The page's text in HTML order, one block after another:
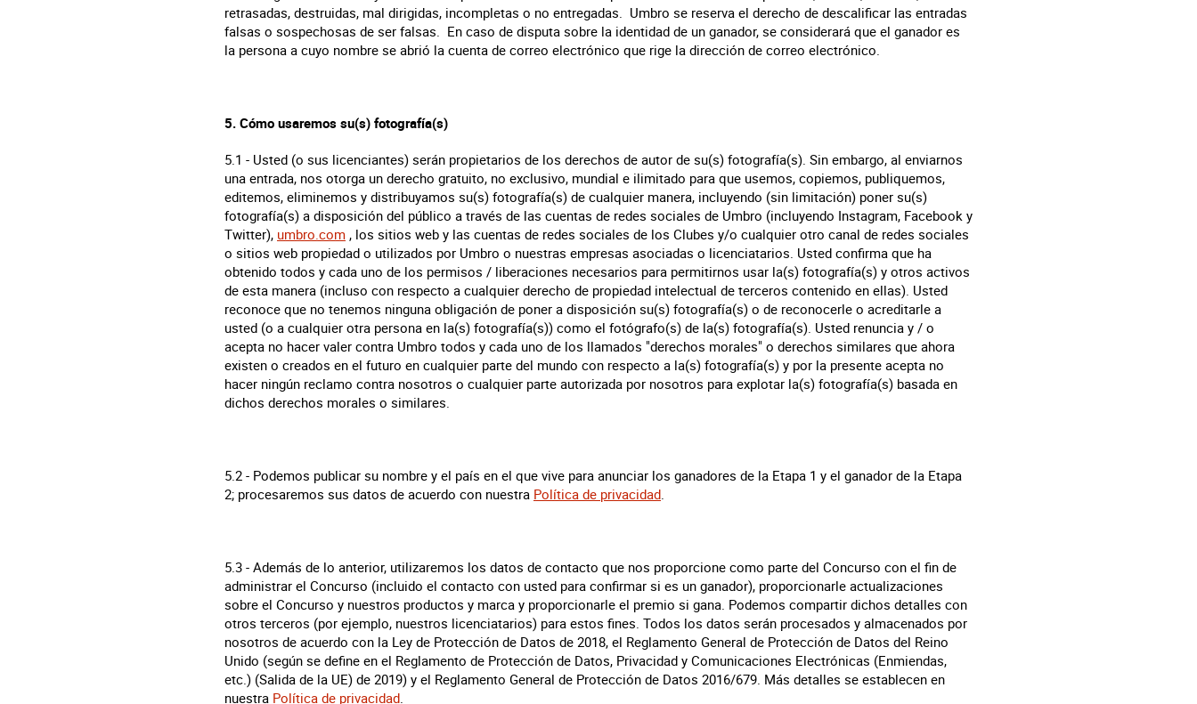
retrasadas, destruidas, mal dirigidas, incompletas o no entregadas. Umbro se reserva el derecho de descalificar las entradas
falsas o sospechosas de ser falsas. En caso de disputa sobre la identidad de un ganador, se considerará que el ganador es
la persona a cuyo nombre se abrió la cuenta de correo electrónico que rige la dirección de correo electrónico.
5. Cómo usaremos su(s) fotografía(s)
5.1 - Usted (o sus licenciantes) serán propietarios de los derechos de autor de su(s) fotografía(s). Sin embargo, al enviarnos
una entrada, nos otorga un derecho gratuito, no exclusivo, mundial e ilimitado para que usemos, copiemos, publiquemos,
editemos, eliminemos y distribuyamos su(s) fotografía(s) de cualquier manera, incluyendo (sin limitación) poner su(s)
fotografía(s) a disposición del público a través de las cuentas de redes sociales de Umbro (incluyendo Instagram, Facebook y
Twitter), umbro.com , los sitios web y las cuentas de redes sociales de los Clubes y/o cualquier otro canal de redes sociales
o sitios web propiedad o utilizados por Umbro o nuestras empresas asociadas o licenciatarios. Usted confirma que ha
obtenido todos y cada uno de los permisos / liberaciones necesarios para permitirnos usar la(s) fotografía(s) y otros activos
de esta manera (incluso con respecto a cualquier derecho de propiedad intelectual de terceros contenido en ellas). Usted
reconoce que no tenemos ninguna obligación de poner a disposición su(s) fotografía(s) o de reconocerle o acreditarle a
usted (o a cualquier otra persona en la(s) fotografía(s)) como el fotógrafo(s) de la(s) fotografía(s). Usted renuncia y / o
acepta no hacer valer contra Umbro todos y cada uno de los llamados "derechos morales" o derechos similares que ahora
existen o creados en el futuro en cualquier parte del mundo con respecto a la(s) fotografía(s) y por la presente acepta no
hacer ningún reclamo contra nosotros o cualquier parte autorizada por nosotros para explotar la(s) fotografía(s) basada en
dichos derechos morales o similares.
5.2 - Podemos publicar su nombre y el país en el que vive para anunciar los ganadores de la Etapa 1 y el ganador de la Etapa
2; procesaremos sus datos de acuerdo con nuestra Política de privacidad.
5.3 - Además de lo anterior, utilizaremos los datos de contacto que nos proporcione como parte del Concurso con el fin de
administrar el Concurso (incluido el contacto con usted para confirmar si es un ganador), proporcionarle actualizaciones
sobre el Concurso y nuestros productos y marca y proporcionarle el premio si gana. Podemos compartir dichos detalles con
otros terceros (por ejemplo, nuestros licenciatarios) para estos fines. Todos los datos serán procesados y almacenados por
nosotros de acuerdo con la Ley de Protección de Datos de 2018, el Reglamento General de Protección de Datos del Reino
Unido (según se define en el Reglamento de Protección de Datos, Privacidad y Comunicaciones Electrónicas (Enmiendas,
etc.) (Salida de la UE) de 2019) y el Reglamento General de Protección de Datos 2016/679. Más detalles se establecen en
nuestra Política de privacidad.